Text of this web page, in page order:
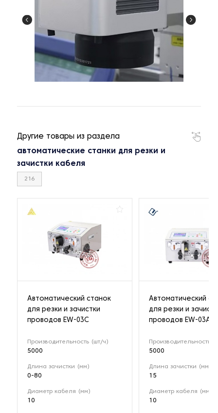
Другие товары из раздела
автоматические станки для резки и
зачистки кабеля
216
Автоматический станок
для резки и зачистки
проводов EW-03С
Производительность (шт/ч)
5000
Длина зачистки (мм)
0-80
Диаметр кабеля (мм)
10
Автоматический
для резки и
проводов EW-03A
Производительность
5000
Длина зачистки (мм)
15
Диаметр кабеля (мм)
10